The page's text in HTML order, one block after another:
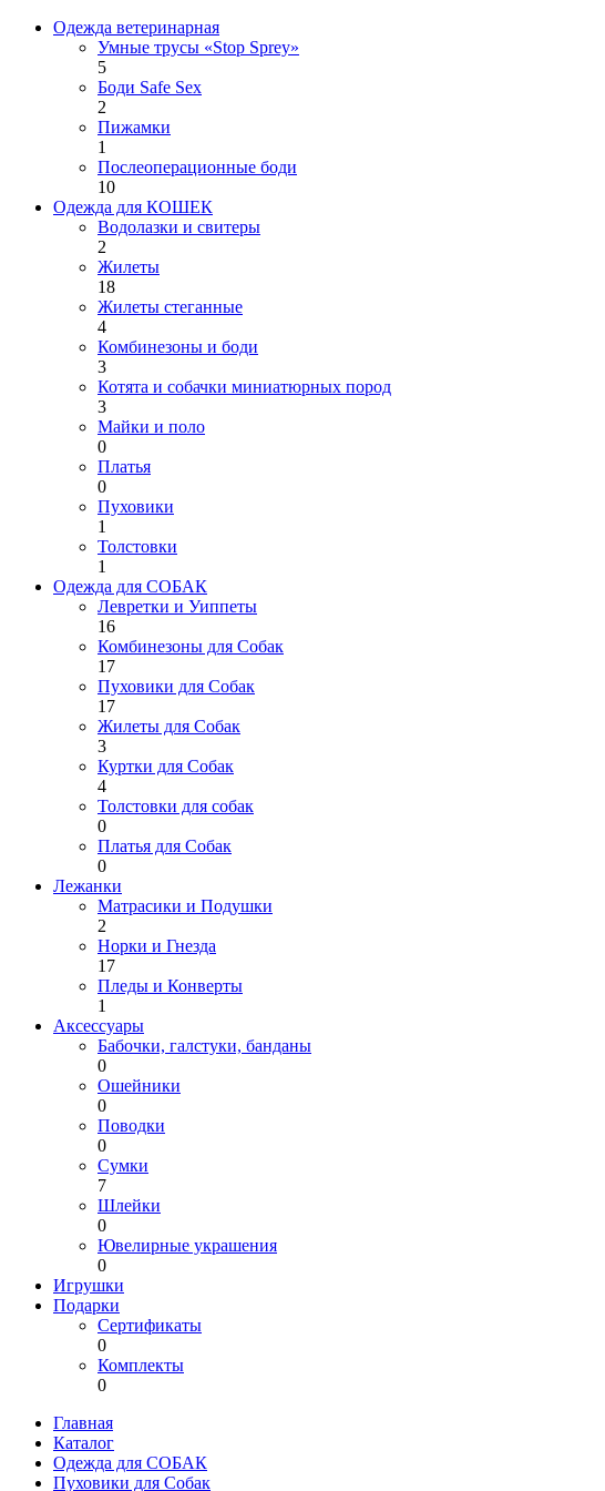
Одежда ветеринарная
Умные трусы «Stop Sprey»
5
Боди Safe Sex
2
Пижамки
1
Послеоперационные боди
10
Одежда для КОШЕК
Водолазки и свитеры
2
Жилеты
18
Жилеты стеганные
4
Комбинезоны и боди
3
Котята и собачки миниатюрных пород
3
Майки и поло
0
Платья
0
Пуховики
1
Толстовки
1
Одежда для СОБАК
Левретки и Уиппеты
16
Комбинезоны для Собак
17
Пуховики для Собак
17
Жилеты для Собак
3
Куртки для Собак
4
Толстовки для собак
0
Платья для Собак
0
Лежанки
Матрасики и Подушки
2
Норки и Гнезда
17
Пледы и Конверты
1
Аксессуары
Бабочки, галстуки, банданы
0
Ошейники
0
Поводки
0
Сумки
7
Шлейки
0
Ювелирные украшения
0
Игрушки
Подарки
Сертификаты
0
Комплекты
0
Главная
Каталог
Одежда для СОБАК
Пуховики для Собак